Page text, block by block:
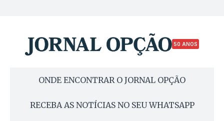
50 ANOS
ONDE ENCONTRAR O JORNAL OPÇÃO
RECEBA AS NOTÍCIAS NO SEU WHATSAPP